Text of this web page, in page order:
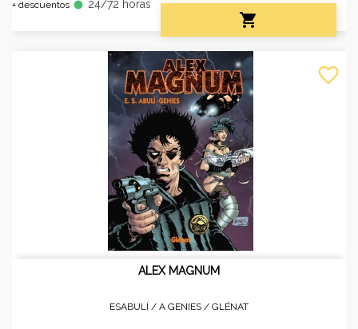
+ descuentos fiber_manual_record 24/72 horas

ALEX MAGNUM
ESABULÍ / A GENIES / GLÉNAT
favorite_border